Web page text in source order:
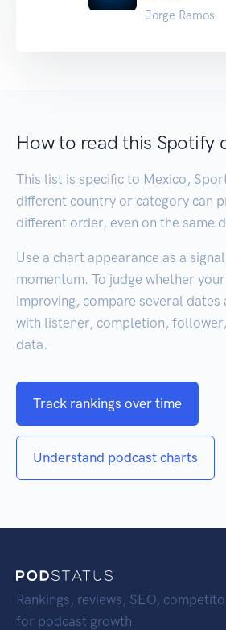
Jorge Ramos
How to read this Spotify
This list is specific to Mexico,
different country or category can
different order, even on the same
Use a chart appearance as a
momentum. To judge whether
improving, compare several dates
with listener, completion,
data.
Track rankings over time
Understand podcast charts
Rankings, reviews, SEO,
for podcast growth.